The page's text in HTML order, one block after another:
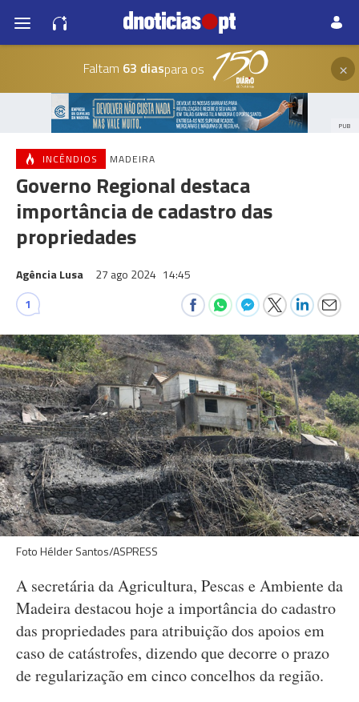
Faltam 63 diaspara os ×
PUB
INCÊNDIOS MADEIRA
Governo Regional destaca
importância de cadastro das
propriedades
Agência Lusa 27 ago 2024 14:45
1
Foto Hélder Santos/ASPRESS
A secretária da Agricultura, Pescas e Ambiente da
Madeira destacou hoje a importância do cadastro
das propriedades para atribuição dos apoios em
caso de catástrofes, dizendo que decorre o prazo
de regularização em cinco concelhos da região.